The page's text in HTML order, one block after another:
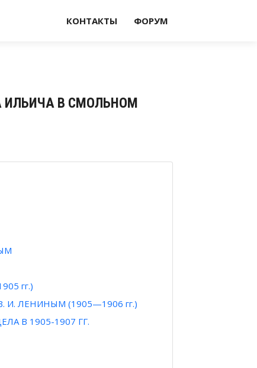
КОНТАКТЫ ФОРУМ
ИЛЬИЧА В СМОЛЬНОМ
гг.)
ЛЕНИНЫМ (1905—1906 гг.)
В 1905-1907 ГГ.